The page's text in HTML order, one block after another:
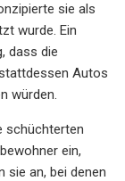
sie als
wurde. Ein
dass die
Autos
würden.
schüchterten
ein,
sie an, bei denen